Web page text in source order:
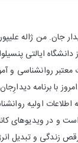
جان. من ژاله
ایالتی
روانشناسی و
با برنامه
اطلاعات اولیه
و در ویدیوهای
زندگی و تبدیل